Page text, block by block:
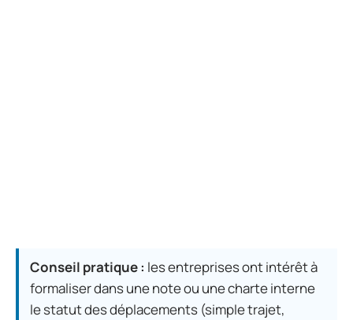
Conseil pratique : les entreprises ont intérêt à
formaliser dans une note ou une charte interne
le statut des déplacements (simple trajet,